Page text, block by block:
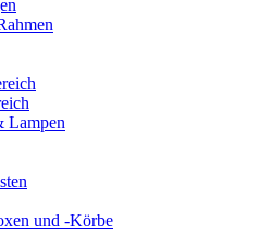
Lampen
und -Körbe